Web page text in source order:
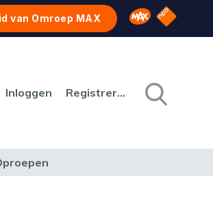
van Omroep MAX Omroep MAX
NPO
Inloggen Registreren